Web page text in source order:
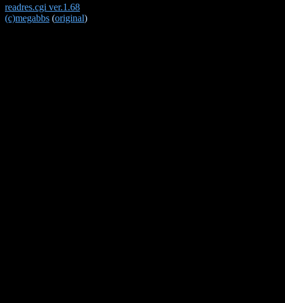
readres.cgi ver.1.68
(c)megabbs (original)